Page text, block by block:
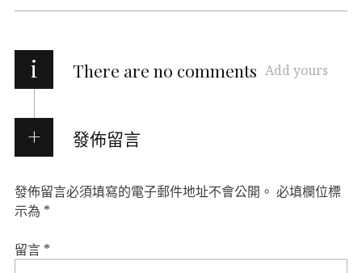
i There are no comments Add yours
發佈留言
發佈留言必須填寫的電子郵件地址不會公開。 必填欄位標
示為 *
留言 *